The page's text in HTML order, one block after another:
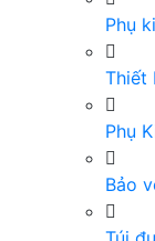
Phụ
Thiết
Phụ
Bảo